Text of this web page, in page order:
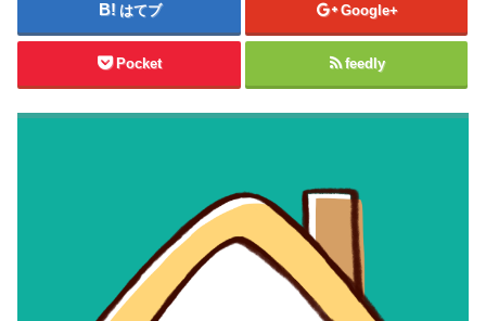
はてブ Google+
Pocket feedly